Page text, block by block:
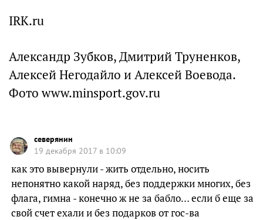
IRK.ru
Александр Зубков, Дмитрий Труненков,
Алексей Негодайло и Алексей Воевода.
Фото www.minsport.gov.ru
северянин
19 декабря 2017 в 10:09
как это вывернули - жить отдельно, носить
непонятно какой наряд, без поддержки многих, без
флага, гимна - конечно ж не за бабло… если б еще за
свой счет ехали и без подарков от гос-ва